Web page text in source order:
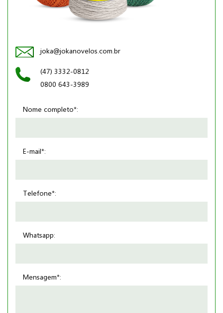
joka@jokanovelos.com.br
(47) 3332-0812
0800 643-3989
Nome completo*:
E-mail*:
Telefone*:
Whatsapp:
Mensagem*: